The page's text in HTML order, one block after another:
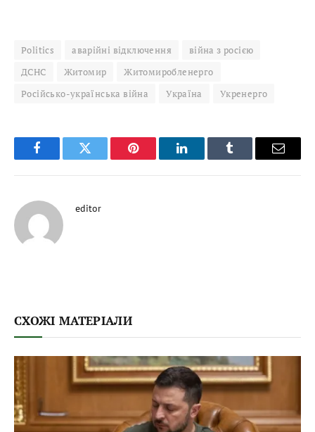
Politics аварійні відключення
війна з росією
ДСНС
Житомир
Житомиробленерго
Російсько-українська війна
Україна Укренерго
FacebookTwitter Pinterest LinkedInTumblr Email
editor
СХОЖІ МАТЕРІАЛИ